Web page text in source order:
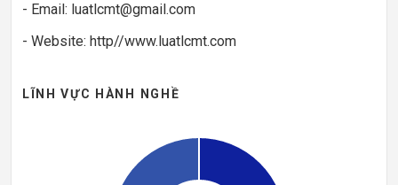
- Email: luatlcmt@gmail.com
- Website: http//www.luatlcmt.com
LĨNH VỰC HÀNH NGHỀ